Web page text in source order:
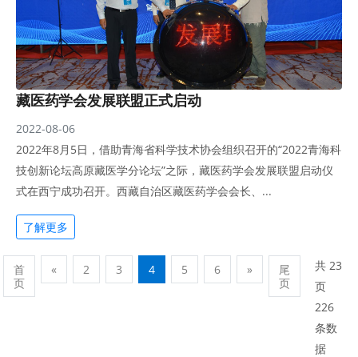
藏医药学会发展联盟正式启动
2022-08-06
2022年8月5日，借助青海省科学技术协会组织召开的“2022青海科
技创新论坛高原藏医学分论坛”之际，藏医药学会发展联盟启动仪
式在西宁成功召开。西藏自治区藏医药学会会长、...
了解更多
首
页
« 2 3 4 5 6 »
尾
页
共 23
页
226
条数
据